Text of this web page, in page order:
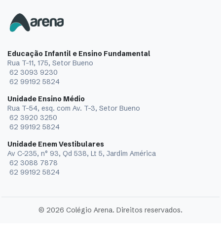
Educação Infantil e Ensino Fundamental
Rua T-11, 175, Setor Bueno
62 3093 9230
62 99192 5824
Unidade Ensino Médio
Rua T-54, esq. com Av. T-3, Setor Bueno
62 3920 3250
62 99192 5824
Unidade Enem Vestibulares
Av C-235, n° 93, Qd 538, Lt 5, Jardim América
62 3088 7878
62 99192 5824
© 2026 Colégio Arena. Direitos reservados.